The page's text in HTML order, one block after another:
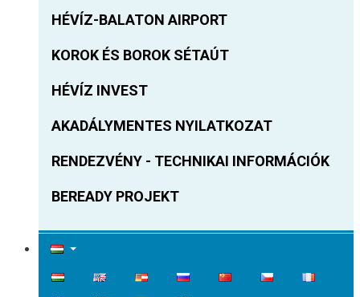
HÉVÍZ-BALATON AIRPORT
KOROK ÉS BOROK SÉTAÚT
HÉVÍZ INVEST
AKADÁLYMENTES NYILATKOZAT
RENDEZVÉNY - TECHNIKAI INFORMÁCIÓK
BEREADY PROJEKT